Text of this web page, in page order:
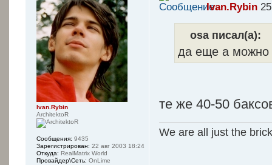
Ivan.Rybin
osa писал(а):
да еще а можно
те же 40-50
We are all just the
Ivan.Rybin
ArchitektoR
Сообщения: 9435
Зарегистрирован: 22 авг 2003 18:24
Откуда: RealMatrix World
Провайдер\Сеть: OnLime